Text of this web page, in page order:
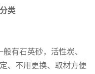
类
有石英砂，活性炭、
、不用更换、取材方便